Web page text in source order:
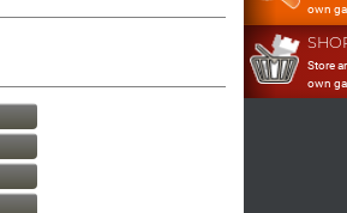
own
Store
own